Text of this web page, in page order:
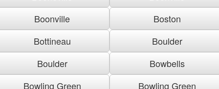
Boonville
Boston
Bottineau
Boulder
Boulder
Bowbells
Bowling Green
Bowling Green